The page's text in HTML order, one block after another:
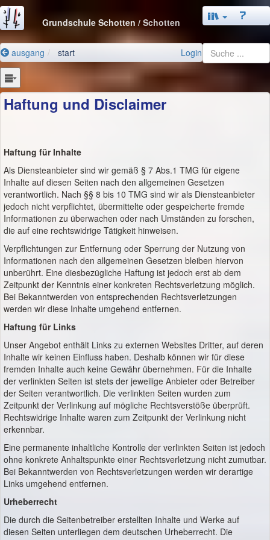
Grundschule Schotten / Schotten
ausgang start Login
Haftung und Disclaimer
Haftung für Inhalte
Als Diensteanbieter sind wir gemäß § 7 Abs.1 TMG für eigene
Inhalte auf diesen Seiten nach den allgemeinen Gesetzen
verantwortlich. Nach §§ 8 bis 10 TMG sind wir als Diensteanbieter
jedoch nicht verpflichtet, übermittelte oder gespeicherte fremde
Informationen zu überwachen oder nach Umständen zu forschen,
die auf eine rechtswidrige Tätigkeit hinweisen.
Verpflichtungen zur Entfernung oder Sperrung der Nutzung von
Informationen nach den allgemeinen Gesetzen bleiben hiervon
unberührt. Eine diesbezügliche Haftung ist jedoch erst ab dem
Zeitpunkt der Kenntnis einer konkreten Rechtsverletzung möglich.
Bei Bekanntwerden von entsprechenden Rechtsverletzungen
werden wir diese Inhalte umgehend entfernen.
Haftung für Links
Unser Angebot enthält Links zu externen Websites Dritter, auf deren
Inhalte wir keinen Einfluss haben. Deshalb können wir für diese
fremden Inhalte auch keine Gewähr übernehmen. Für die Inhalte
der verlinkten Seiten ist stets der jeweilige Anbieter oder Betreiber
der Seiten verantwortlich. Die verlinkten Seiten wurden zum
Zeitpunkt der Verlinkung auf mögliche Rechtsverstöße überprüft.
Rechtswidrige Inhalte waren zum Zeitpunkt der Verlinkung nicht
erkennbar.
Eine permanente inhaltliche Kontrolle der verlinkten Seiten ist jedoch
ohne konkrete Anhaltspunkte einer Rechtsverletzung nicht zumutbar.
Bei Bekanntwerden von Rechtsverletzungen werden wir derartige
Links umgehend entfernen.
Urheberrecht
Die durch die Seitenbetreiber erstellten Inhalte und Werke auf
diesen Seiten unterliegen dem deutschen Urheberrecht. Die